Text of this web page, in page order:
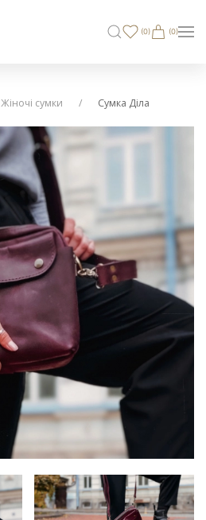
(0) (0)
Жіночі сумки Сумка Діла